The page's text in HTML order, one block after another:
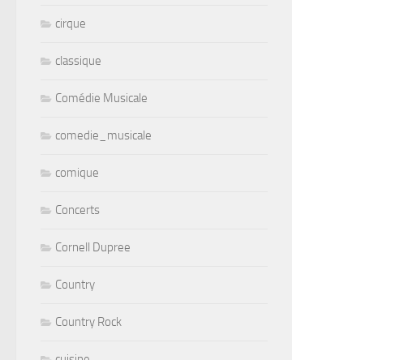
cirque
classique
Comédie Musicale
comedie_musicale
comique
Concerts
Cornell Dupree
Country
Country Rock